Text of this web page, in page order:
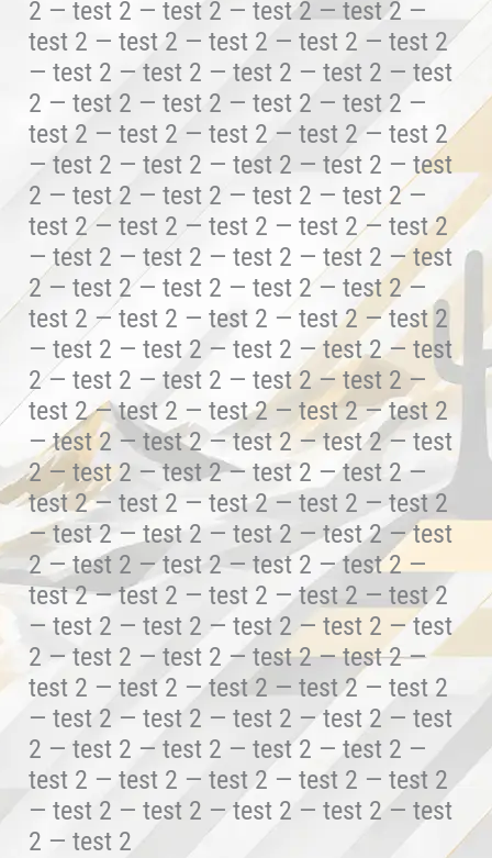
2 — test 2 — test 2 — test 2 — test 2 —
test 2 — test 2 — test 2 — test 2 — test 2
— test 2 — test 2 — test 2 — test 2 — test
2 — test 2 — test 2 — test 2 — test 2 —
test 2 — test 2 — test 2 — test 2 — test 2
— test 2 — test 2 — test 2 — test 2 — test
2 — test 2 — test 2 — test 2 — test 2 —
test 2 — test 2 — test 2 — test 2 — test 2
— test 2 — test 2 — test 2 — test 2 — test
2 — test 2 — test 2 — test 2 — test 2 —
test 2 — test 2 — test 2 — test 2 — test 2
— test 2 — test 2 — test 2 — test 2 — test
2 — test 2 — test 2 — test 2 — test 2 —
test 2 — test 2 — test 2 — test 2 — test 2
— test 2 — test 2 — test 2 — test 2 — test
2 — test 2 — test 2 — test 2 — test 2 —
test 2 — test 2 — test 2 — test 2 — test 2
— test 2 — test 2 — test 2 — test 2 — test
2 — test 2 — test 2 — test 2 — test 2 —
test 2 — test 2 — test 2 — test 2 — test 2
— test 2 — test 2 — test 2 — test 2 — test
2 — test 2 — test 2 — test 2 — test 2 —
test 2 — test 2 — test 2 — test 2 — test 2
— test 2 — test 2 — test 2 — test 2 — test
2 — test 2 — test 2 — test 2 — test 2 —
test 2 — test 2 — test 2 — test 2 — test 2
— test 2 — test 2 — test 2 — test 2 — test
2 — test 2